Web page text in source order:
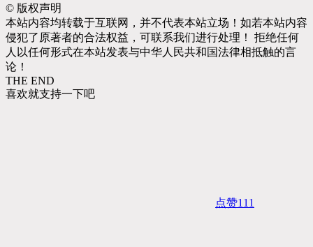
© 版权声明
本站内容均转载于互联网，并不代表本站立场！如若本站内容
侵犯了原著者的合法权益，可联系我们进行处理！ 拒绝任何
人以任何形式在本站发表与中华人民共和国法律相抵触的言
论！
THE END
喜欢就支持一下吧
点赞111